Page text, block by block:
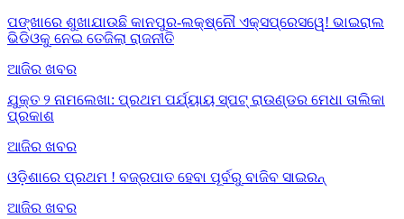
ପଙ୍ଖାରେ ଶୁଖାଯାଉଛି କାନପୁର-ଲକ୍ଷ୍ନୌ ଏକ୍ସପ୍ରେସୱେ! ଭାଇରାଲ
ଭିଡିଓକୁ ନେଇ ତେଜିଲା ରାଜନୀତି
ଆଜିର ଖବର
ଯୁକ୍ତ ୨ ନାମଲେଖା: ପ୍ରଥମ ପର୍ଯ୍ୟାୟ ସ୍ପଟ୍ ରାଉଣ୍ଡର ମେଧା ତାଲିକା
ପ୍ରକାଶ
ଆଜିର ଖବର
ଓଡ଼ିଶାରେ ପ୍ରଥମ ! ବଜ୍ରପାତ ହେବା ପୂର୍ବରୁ ବାଜିବ ସାଇରନ୍
ଆଜିର ଖବର